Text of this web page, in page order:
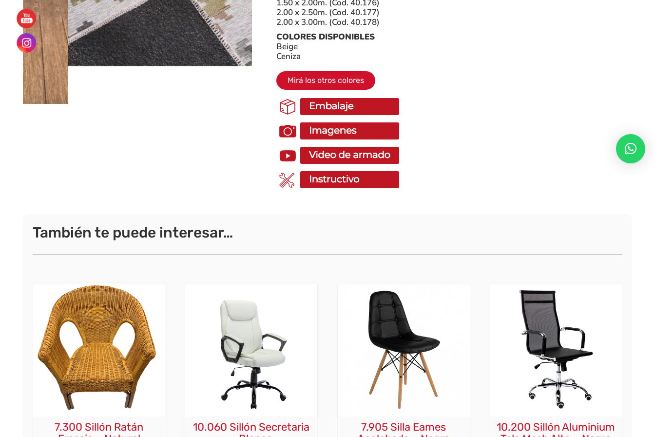
1.50 x 2.00m. (Cod. 40.176)
2.00 x 2.50m. (Cod. 40.177)
2.00 x 3.00m. (Cod. 40.178)
COLORES DISPONIBLES
Beige
Ceniza
Mirá los otros colores
También te puede interesar…
7.300 Sillón Ratán
10.060 Sillón Secretaria
7.905 Silla Eames
10.200 Sillón Aluminium